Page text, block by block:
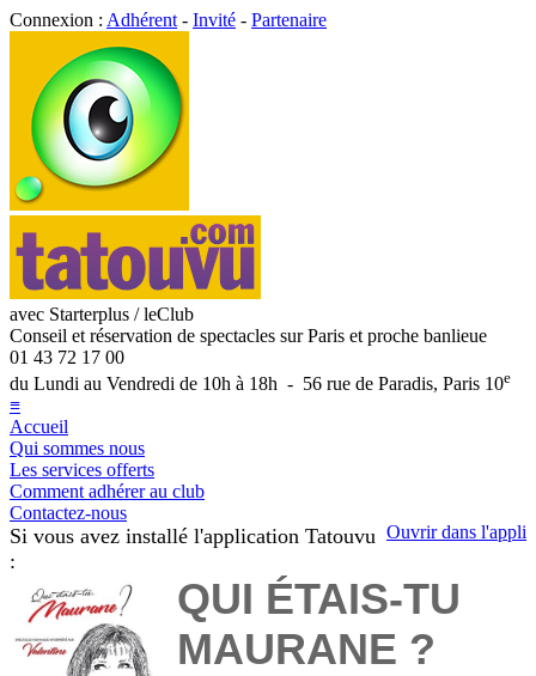
Connexion : Adhérent - Invité - Partenaire
avec Starterplus / leClub
Conseil et réservation de spectacles sur Paris et proche banlieue
01 43 72 17 00
du Lundi au Vendredi de 10h à 18h - 56 rue de Paradis, Paris 10e
≡
Accueil
Qui sommes nous
Les services offerts
Comment adhérer au club
Contactez-nous
Ouvrir dans l'appli
Si vous avez installé l'application Tatouvu
:
QUI ÉTAIS-TU
MAURANE ?